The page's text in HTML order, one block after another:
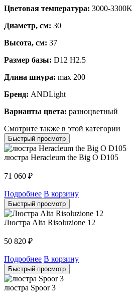
Цветовая температура: 3000-
Диаметр, см: 30
Высота, см: 37
Размер базы: D12 H2.5
Длина шнура: max 200
Бренд: ANDLight
Варианты цвета: разноцветный
Смотрите также в этой категории
Быстрый просмотр
люстра Heracleum the Big O D105
71 060 ₽
Подробнее В корзину
Быстрый просмотр
Люстра Alta Risoluzione 12
50 820 ₽
Подробнее В корзину
Быстрый просмотр
люстра Spoor 3